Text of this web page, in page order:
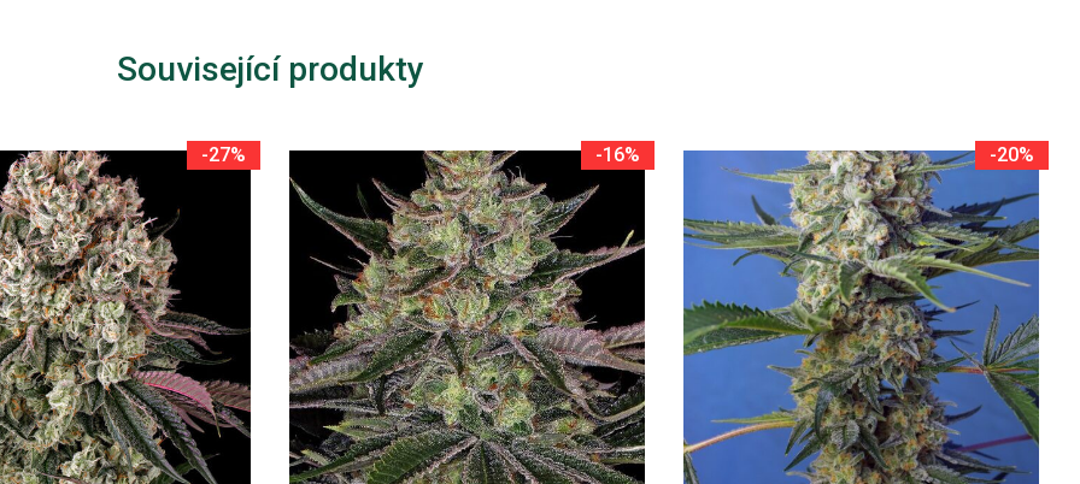
Související produkty
-27% -16% -20%